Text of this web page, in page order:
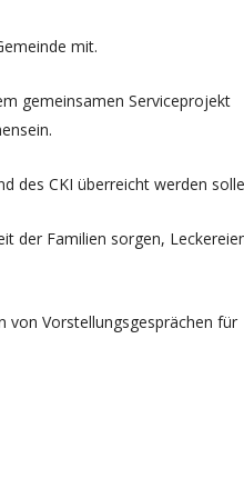
mit.
gemeinsamen Serviceprojekt
des CKI überreicht werden
der Familien sorgen,
von Vorstellungsgesprächen für